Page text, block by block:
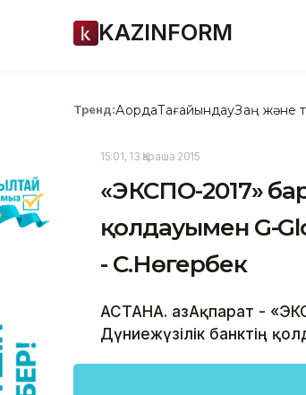
KAZINFORM
Тренд:АқордаТағайындауЗаң және
15:01, 13 Қараша 2015
«ЭКСПО-2017»
қолдауымен G-
- С.Нөгербек
АСТАНА. ҚазАқпарат -
Дүниежүзілік банктің